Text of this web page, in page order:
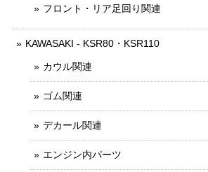
フロント・リア足回り関連
KAWASAKI - KSR80・KSR110
カウル関連
ゴム関連
デカール関連
エンジン内パーツ